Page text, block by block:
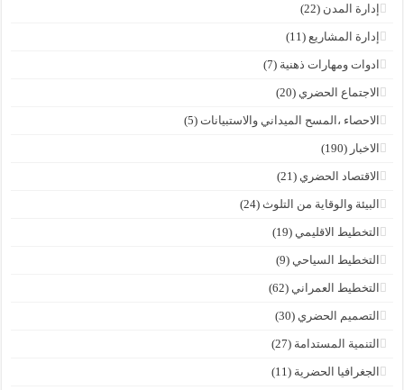
إدارة المدن(22)
إدارة المشاريع(11)
ادوات ومهارات ذهنية(7)
الاجتماع الحضري(20)
الاحصاء ،المسح الميداني والاستبيانات(5)
الاخبار(190)
الاقتصاد الحضري(21)
البيئة والوقاية من التلوث(24)
التخطيط الاقليمي(19)
التخطيط السياحي(9)
التخطيط العمراني(62)
التصميم الحضري(30)
التنمية المستدامة(27)
الجغرافيا الحضرية(11)